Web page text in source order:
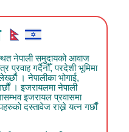
नेपाली समुदायको आवाज
प्रवाह गर्दैनौँ, परदेशी भूमिमा
। नेपालीका भोगाई,
। इजरायलमा नेपाली
इजरायल प्रवासमा
दस्तावेज राख्ने यत्न गर्छौं